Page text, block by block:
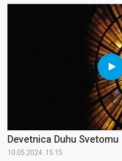
Devetnica Duhu Svetomu
10.05.2024. 15:15